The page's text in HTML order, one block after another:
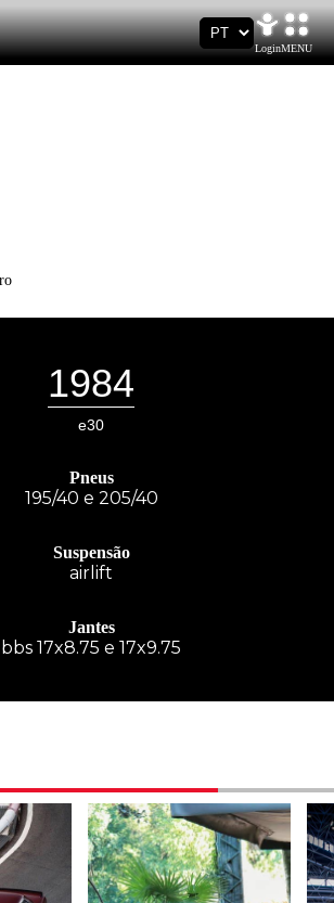
LoginMENU
1984
e30
Pneus
195/40 e 205/40
Suspensão
airlift
Jantes
bbs 17x8.75 e 17x9.75